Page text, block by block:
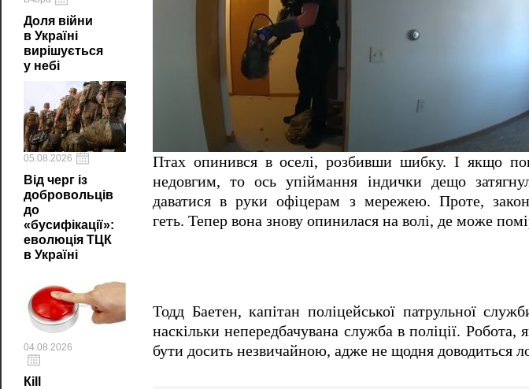
Доля війни
в Україні
вирішується
у небі
05.08.2026
Від черг із
добровольців
до
«бусифікації»:
еволюція ТЦК
в Україні
04.08.2026
Кill
Птах опинився в оселі, розбивши шибку. І якщо
недовгим, то ось упіймання індички дещо
даватися в руки офіцерам з мережею. Проте,
геть. Тепер вона знову опинилася на волі, де може
Тодд Баетен, капітан поліцейської патрульної
наскільки непередбачувана служба в поліції.
бути досить незвичайною, адже не щодня доводиться